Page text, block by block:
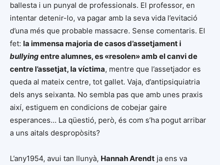
ballesta i un punyal de professionals. El professor, en
intentar detenir-lo, va pagar amb la seva vida l’evitació
d’una més que probable massacre. Sense comentaris. El
fet: la immensa majoria de casos d’assetjament i
bullyingentre alumnes, es «resolen» amb el canvi de
centre l’assetjat, la víctima, mentre que l’assetjador es
queda al mateix centre, tot gallet. Vaja, d’antipsiquiatria
dels anys seixanta. No sembla pas que amb unes praxis
així, estiguem en condicions de cobejar gaire
esperances… La qüestió, però, és com s’ha pogut arribar
a uns aitals despropòsits?
L’any1954, avui tan llunyà, Hannah Arendt ja ens va